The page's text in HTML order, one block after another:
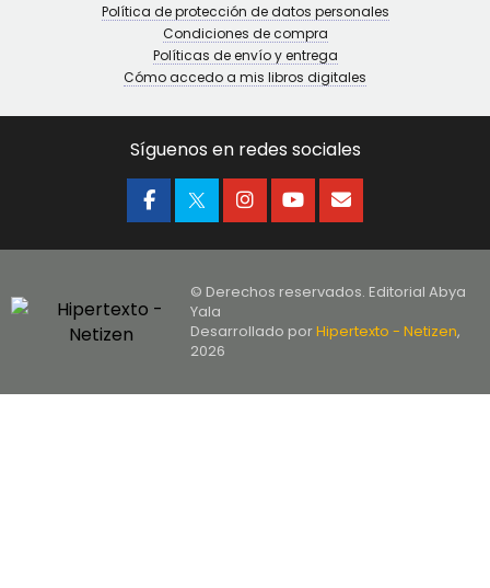
Política de protección de datos personales
Condiciones de compra
Políticas de envío y entrega
Cómo accedo a mis libros digitales
Síguenos en redes sociales
© Derechos reservados. Editorial Abya
Yala
Desarrollado porHipertexto - Netizen,
2026